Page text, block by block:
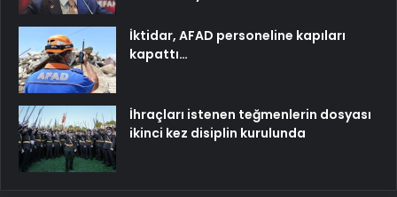
İktidar, AFAD personeline kapıları
kapattı…
İhraçları istenen teğmenlerin dosyası
ikinci kez disiplin kurulunda